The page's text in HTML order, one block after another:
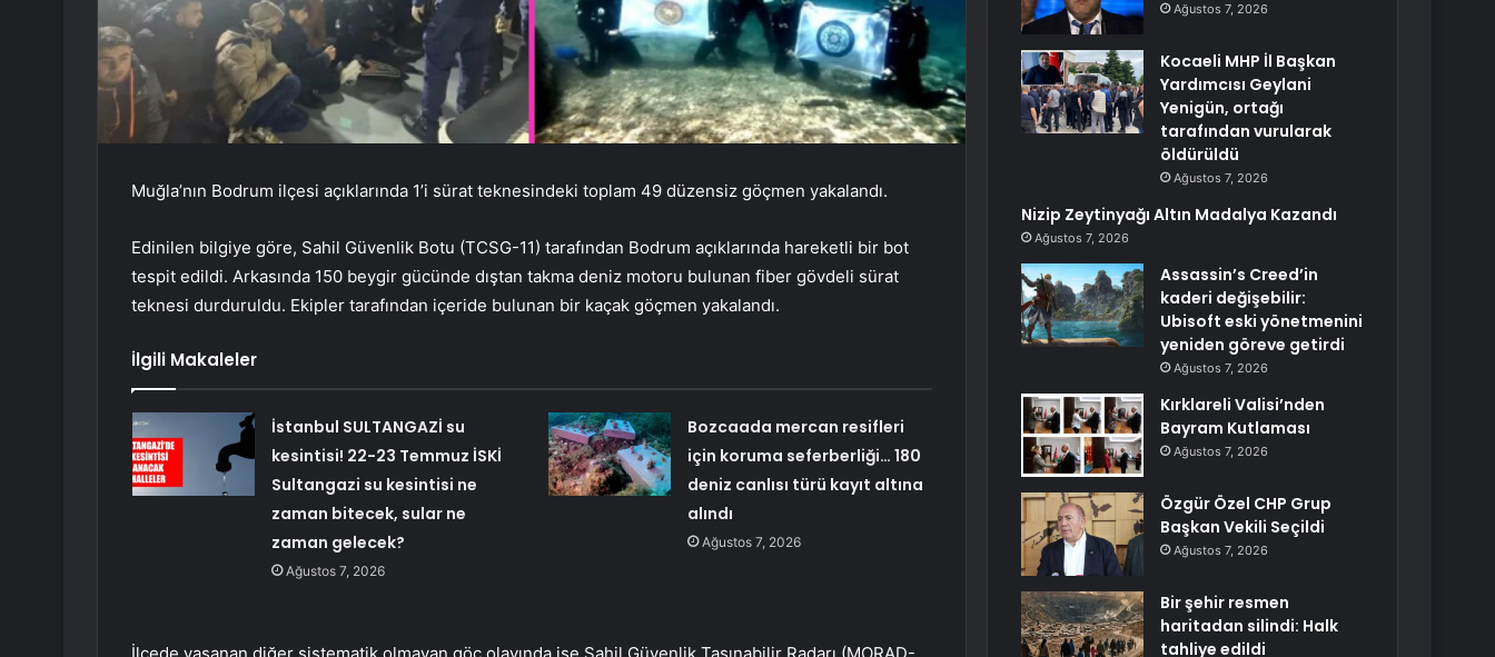
Muğla’nın Bodrum ilçesi açıklarında 1’i sürat teknesindeki toplam 49 düzensiz göçmen yakalandı.
Edinilen bilgiye göre, Sahil Güvenlik Botu (TCSG-11) tarafından Bodrum açıklarında hareketli bir bot
tespit edildi. Arkasında 150 beygir gücünde dıştan takma deniz motoru bulunan fiber gövdeli sürat
teknesi durduruldu. Ekipler tarafından içeride bulunan bir kaçak göçmen yakalandı.
İlgili Makaleler
İstanbul SULTANGAZİ su
kesintisi! 22-23 Temmuz İSKİ
Sultangazi su kesintisi ne
zaman bitecek, sular ne
zaman gelecek?
Ağustos 7, 2026
Bozcaada mercan resifleri
için koruma seferberliği… 180
deniz canlısı türü kayıt altına
alındı
Ağustos 7, 2026
Ağustos 7, 2026
Kocaeli MHP İl Başkan
Yardımcısı Geylani
Yenigün, ortağı
tarafından vurularak
öldürüldü
Ağustos 7, 2026
Nizip Zeytinyağı Altın Madalya Kazandı
Ağustos 7, 2026
Assassin’s Creed’in
kaderi değişebilir:
Ubisoft eski yönetmenini
yeniden göreve getirdi
Ağustos 7, 2026
Kırklareli Valisi’nden
Bayram Kutlaması
Ağustos 7, 2026
Özgür Özel CHP Grup
Başkan Vekili Seçildi
Ağustos 7, 2026
Bir şehir resmen
haritadan silindi: Halk
tahliye edildi